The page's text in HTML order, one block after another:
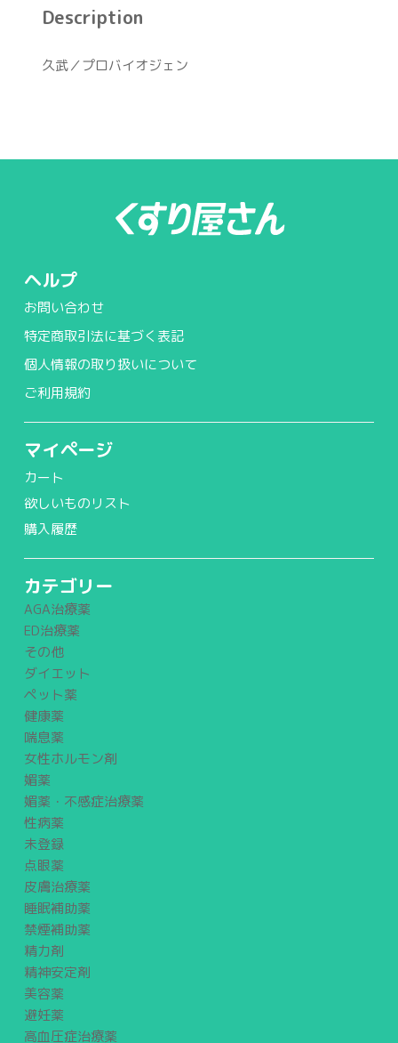
Description
久武／プロバイオジェン
ヘルプ
お問い合わせ
特定商取引法に基づく表記
個人情報の取り扱いについて
ご利用規約
マイページ
カート
欲しいものリスト
購入履歴
カテゴリー
AGA治療薬
ED治療薬
その他
ダイエット
ペット薬
健康薬
喘息薬
女性ホルモン剤
媚薬
媚薬・不感症治療薬
性病薬
未登録
点眼薬
皮膚治療薬
睡眠補助薬
禁煙補助薬
精力剤
精神安定剤
美容薬
避妊薬
高血圧症治療薬